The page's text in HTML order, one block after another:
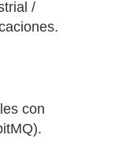
/
con